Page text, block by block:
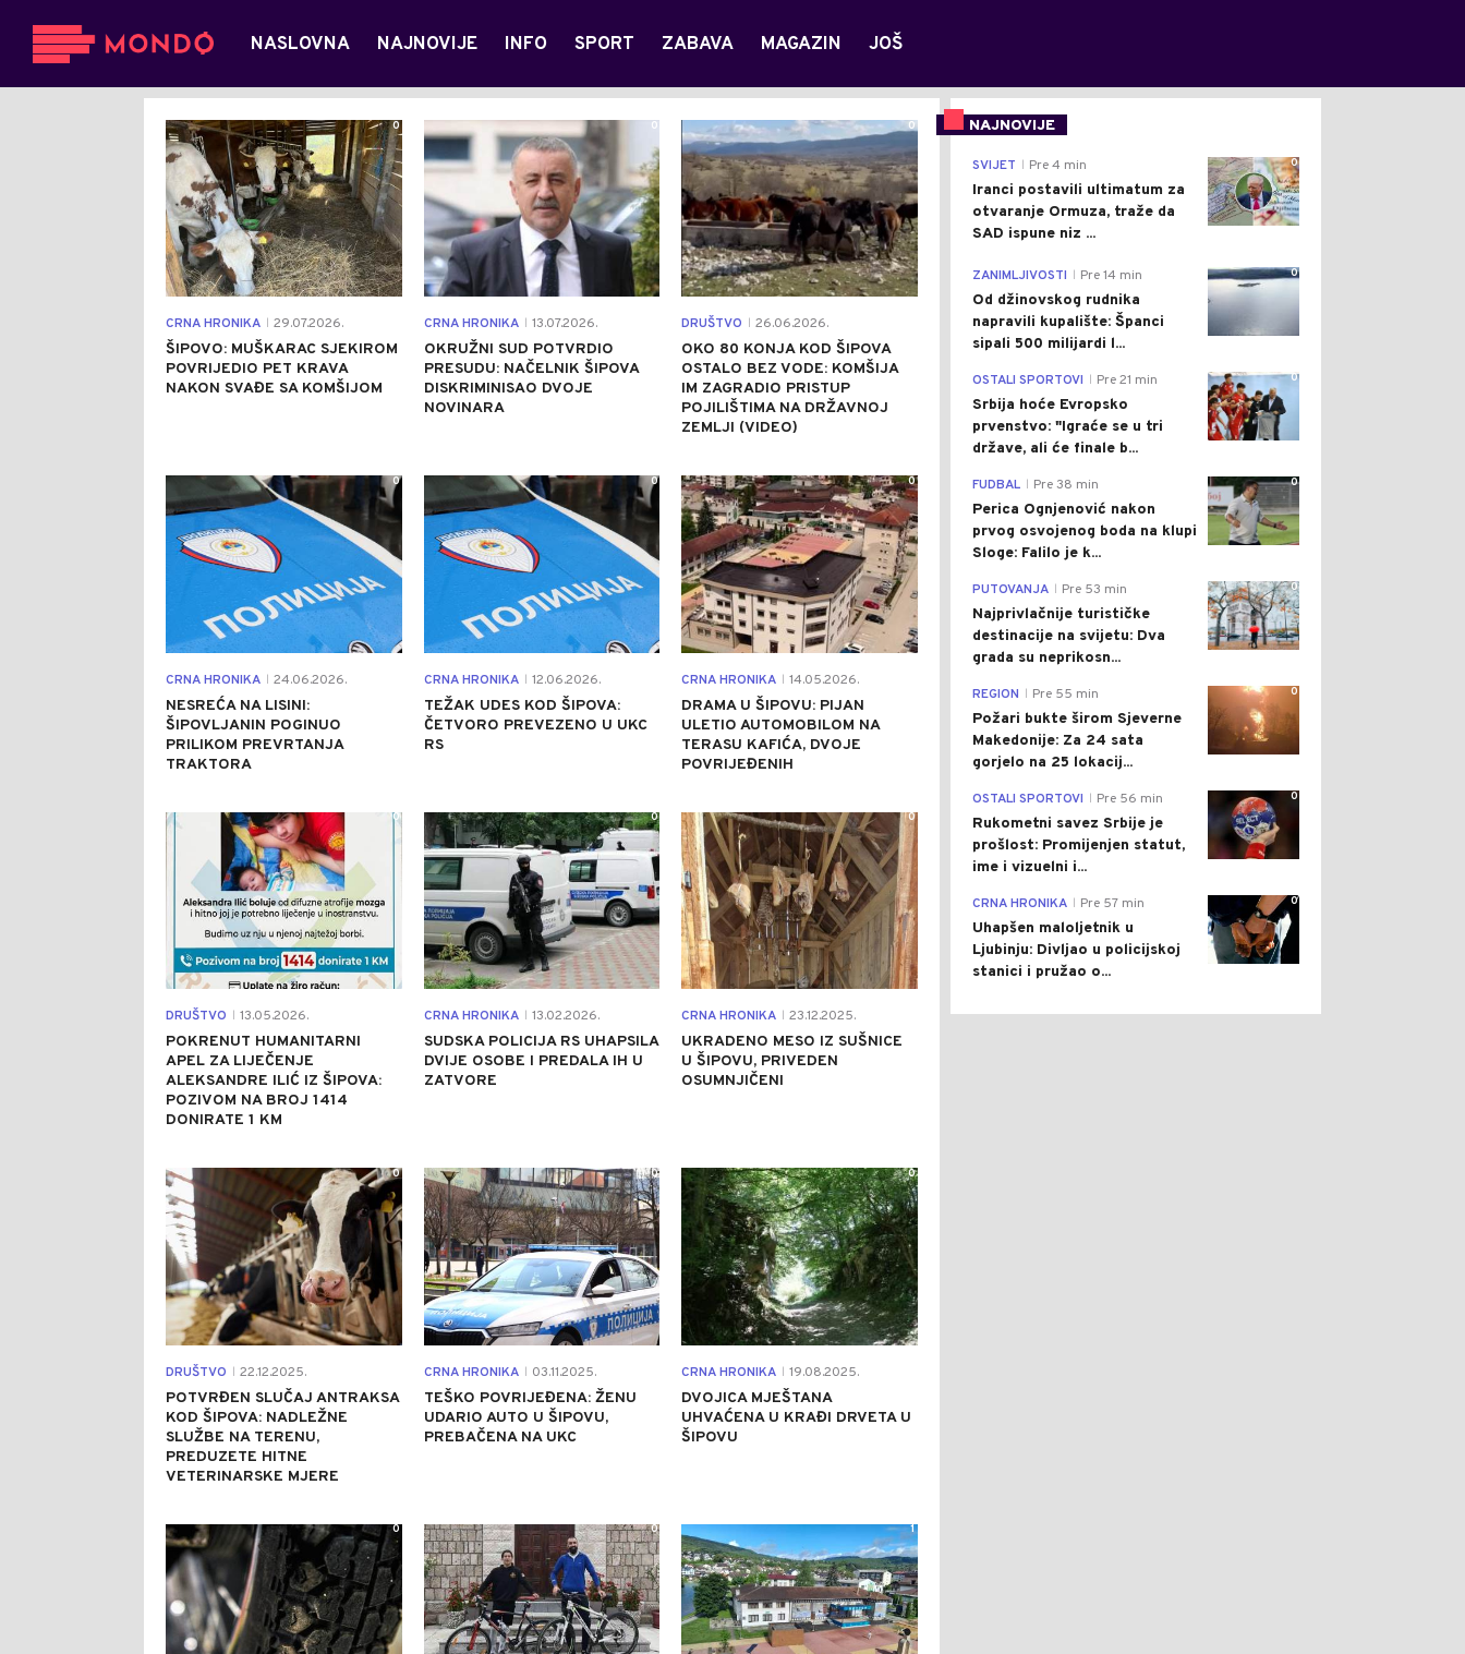
NASLOVNA NAJNOVIJE INFO SPORT ZABAVA MAGAZIN JOŠ
CRNA HRONIKA 29.07.2026.
ŠIPOVO: MUŠKARAC SJEKIROM
POVRIJEDIO PET KRAVA
NAKON SVAĐE SA KOMŠIJOM
0
CRNA HRONIKA 13.07.2026.
OKRUŽNI SUD POTVRDIO
PRESUDU: NAČELNIK ŠIPOVA
DISKRIMINISAO DVOJE
NOVINARA
0
DRUŠTVO 26.06.2026.
OKO 80 KONJA KOD ŠIPOVA
OSTALO BEZ VODE: KOMŠIJA
IM ZAGRADIO PRISTUP
POJILIŠTIMA NA DRŽAVNOJ
ZEMLJI (VIDEO)
0
CRNA HRONIKA 24.06.2026.
NESREĆA NA LISINI:
ŠIPOVLJANIN POGINUO
PRILIKOM PREVRTANJA
TRAKTORA
0
CRNA HRONIKA 12.06.2026.
TEŽAK UDES KOD ŠIPOVA:
ČETVORO PREVEZENO U UKC
RS
0
CRNA HRONIKA 14.05.2026.
DRAMA U ŠIPOVU: PIJAN
ULETIO AUTOMOBILOM NA
TERASU KAFIĆA, DVOJE
POVRIJEĐENIH
0
DRUŠTVO 13.05.2026.
POKRENUT HUMANITARNI
APEL ZA LIJEČENJE
ALEKSANDRE ILIĆ IZ ŠIPOVA:
POZIVOM NA BROJ 1414
DONIRATE 1 KM
0
CRNA HRONIKA 13.02.2026.
SUDSKA POLICIJA RS UHAPSILA
DVIJE OSOBE I PREDALA IH U
ZATVORE
0
CRNA HRONIKA 23.12.2025.
UKRADENO MESO IZ SUŠNICE
U ŠIPOVU, PRIVEDEN
OSUMNJIČENI
0
DRUŠTVO 22.12.2025.
POTVRĐEN SLUČAJ ANTRAKSA
KOD ŠIPOVA: NADLEŽNE
SLUŽBE NA TERENU,
PREDUZETE HITNE
VETERINARSKE MJERE
0
CRNA HRONIKA 03.11.2025.
TEŠKO POVRIJEĐENA: ŽENU
UDARIO AUTO U ŠIPOVU,
PREBAČENA NA UKC
0
CRNA HRONIKA 19.08.2025.
DVOJICA MJEŠTANA
UHVAĆENA U KRAĐI DRVETA U
ŠIPOVU
0
0 0 1
NAJNOVIJE
0
SVIJET Pre 4 min
Iranci postavili ultimatum za
otvaranje Ormuza, traže da
SAD ispune niz ...
0
ZANIMLJIVOSTI Pre 14 min
Od džinovskog rudnika
napravili kupalište: Španci
sipali 500 milijardi l...
0
OSTALI SPORTOVI Pre 21 min
Srbija hoće Evropsko
prvenstvo: "Igraće se u tri
države, ali će finale b...
0
FUDBAL Pre 38 min
Perica Ognjenović nakon
prvog osvojenog boda na klupi
Sloge: Falilo je k...
0
PUTOVANJA Pre 53 min
Najprivlačnije turističke
destinacije na svijetu: Dva
grada su neprikosn...
0
REGION Pre 55 min
Požari bukte širom Sjeverne
Makedonije: Za 24 sata
gorjelo na 25 lokacij...
0
OSTALI SPORTOVI Pre 56 min
Rukometni savez Srbije je
prošlost: Promijenjen statut,
ime i vizuelni i...
0
CRNA HRONIKA Pre 57 min
Uhapšen maloljetnik u
Ljubinju: Divljao u policijskoj
stanici i pružao o...